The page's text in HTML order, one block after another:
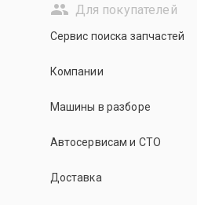
Для покупателей
Сервис поиска запчастей
Компании
Машины в разборе
Автосервисам и СТО
Доставка